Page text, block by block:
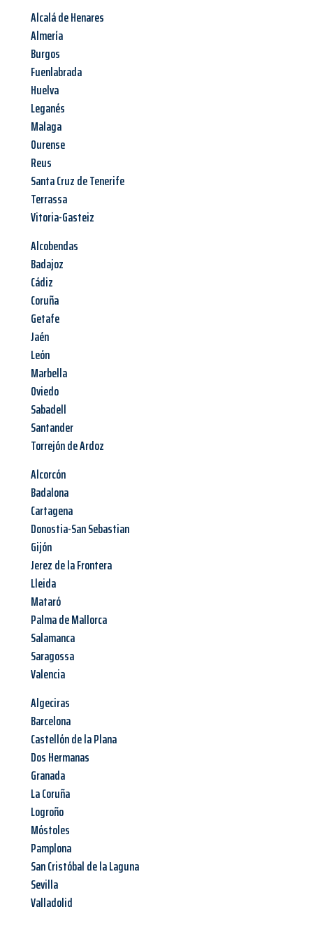
Alcalá de Henares
Almería
Burgos
Fuenlabrada
Huelva
Leganés
Malaga
Ourense
Reus
Santa Cruz de Tenerife
Terrassa
Vitoria-Gasteiz
Alcobendas
Badajoz
Cádiz
Coruña
Getafe
Jaén
León
Marbella
Oviedo
Sabadell
Santander
Torrejón de Ardoz
Alcorcón
Badalona
Cartagena
Donostia-San Sebastian
Gijón
Jerez de la Frontera
Lleida
Mataró
Palma de Mallorca
Salamanca
Saragossa
Valencia
Algeciras
Barcelona
Castellón de la Plana
Dos Hermanas
Granada
La Coruña
Logroño
Móstoles
Pamplona
San Cristóbal de la Laguna
Sevilla
Valladolid